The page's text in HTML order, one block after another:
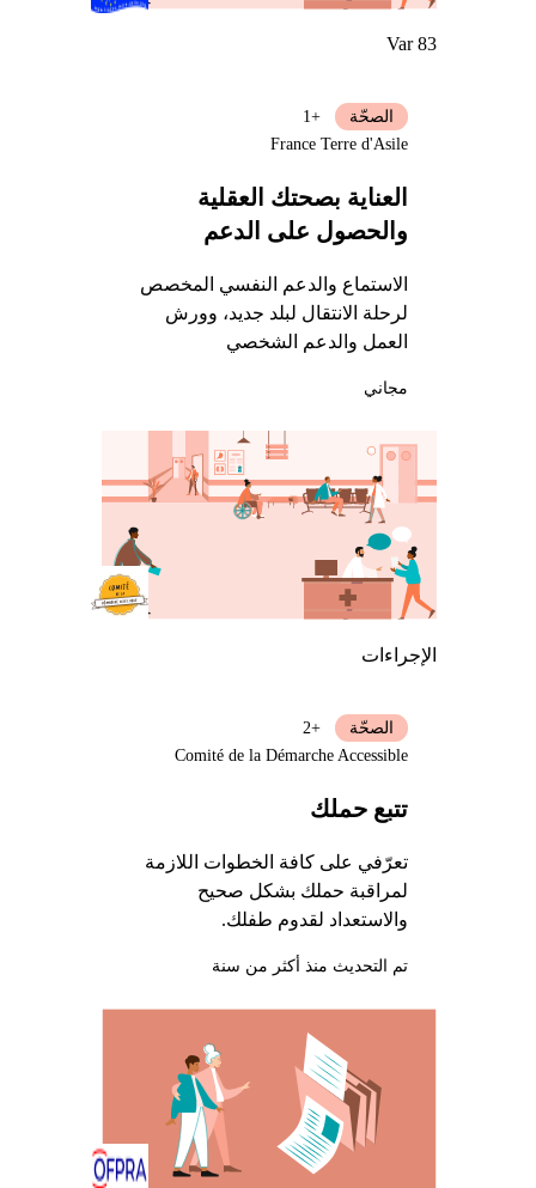
Var 83
العناية بصحتك العقلية
والحصول على الدعم
الاستماع والدعم النفسي المخصص
لرحلة الانتقال لبلد جديد، وورش
العمل والدعم الشخصي
الصحّة
+1
France Terre d'Asile
مجاني
الإجراءات
تتبع حملك
تعرّفي على كافة الخطوات اللازمة
لمراقبة حملك بشكل صحيح
والاستعداد لقدوم طفلك.
الصحّة
+2
Comité de la Démarche Accessible
تم التحديث منذ أكثر من سنة